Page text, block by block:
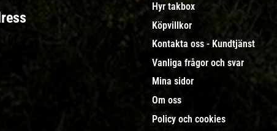
Hyr takbox
Köpvillkor
Kontakta oss - Kundtjänst
Vanliga frågor och svar
Mina sidor
Om oss
Policy och cookies